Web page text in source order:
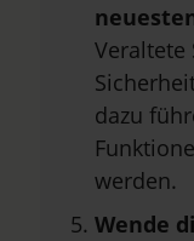
dazu
werden.
Wende